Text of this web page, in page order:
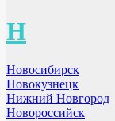
Н
Новосибирск
Новокузнецк
Нижний Новгород
Новороссийск